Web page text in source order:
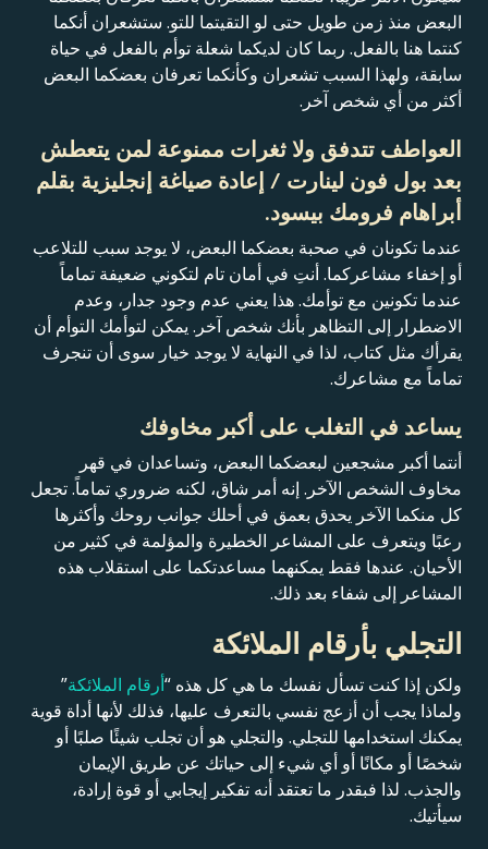
البعض منذ زمن طويل حتى لو التقيتما للتو. ستشعران أنكما
كنتما هنا بالفعل. ربما كان لديكما شعلة توأم بالفعل في حياة
سابقة، ولهذا السبب تشعران وكأنكما تعرفان بعضكما البعض
أكثر من أي شخص آخر.
العواطف تتدفق ولا ثغرات ممنوعة لمن يتعطش
بعد بول فون لينارت / إعادة صياغة إنجليزية بقلم
أبراهام فرومك بيسود.
عندما تكونان في صحبة بعضكما البعض، لا يوجد سبب للتلاعب
أو إخفاء مشاعركما. أنتِ في أمان تام لتكوني ضعيفة تماماً
عندما تكونين مع توأمك. هذا يعني عدم وجود جدار، وعدم
الاضطرار إلى التظاهر بأنك شخص آخر. يمكن لتوأمك التوأم أن
يقرأك مثل كتاب، لذا في النهاية لا يوجد خيار سوى أن تنجرف
تماماً مع مشاعرك.
يساعد في التغلب على أكبر مخاوفك
أنتما أكبر مشجعين لبعضكما البعض، وتساعدان في قهر
مخاوف الشخص الآخر. إنه أمر شاق، لكنه ضروري تماماً. تجعل
كل منكما الآخر يحدق بعمق في أحلك جوانب روحك وأكثرها
رعبًا ويتعرف على المشاعر الخطيرة والمؤلمة في كثير من
الأحيان. عندها فقط يمكنهما مساعدتكما على استقلاب هذه
المشاعر إلى شفاء بعد ذلك.
التجلي بأرقام الملائكة
ولكن إذا كنت تسأل نفسك ما هي كل هذه “أرقام الملائكة”
ولماذا يجب أن أزعج نفسي بالتعرف عليها، فذلك لأنها أداة قوية
يمكنك استخدامها للتجلي. والتجلي هو أن تجلب شيئًا صلبًا أو
شخصًا أو مكانًا أو أي شيء إلى حياتك عن طريق الإيمان
والجذب. لذا فبقدر ما تعتقد أنه تفكير إيجابي أو قوة إرادة،
سيأتيك.